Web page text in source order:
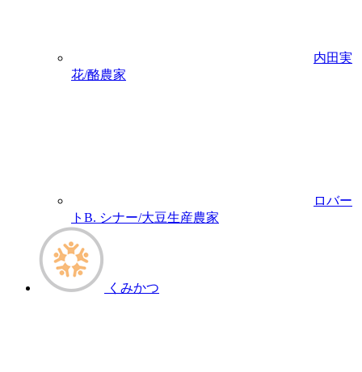
内田実
花/酪農家
ロバー
トB. シナー/大豆生産農家
くみかつ